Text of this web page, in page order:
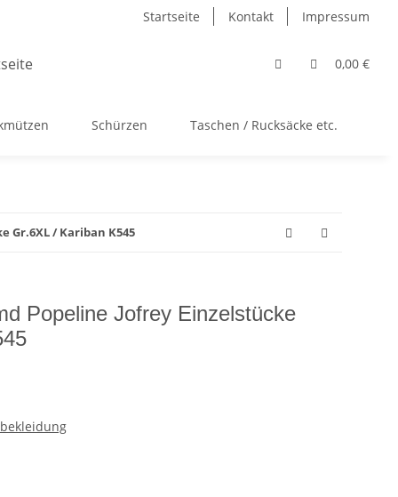
Startseite Kontakt Impressum
0,00 €
Schürzen Taschen / Rucksäcke etc.
Gr.6XL / Kariban K545
Popeline Jofrey Einzelstücke